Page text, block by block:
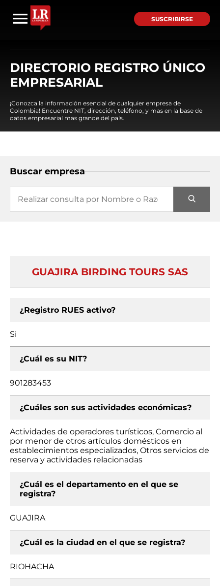
SUSCRIBIRSE
DIRECTORIO REGISTRO ÚNICO
EMPRESARIAL
¡Conozca la información esencial de cualquier empresa de
Colombia! Encuentre NIT, dirección, teléfono, y mas en la base de
datos empresarial mas grande del país.
Buscar empresa
GUAJIRA BIRDING TOURS SAS
¿Registro RUES activo?
Si
¿Cuál es su NIT?
901283453
¿Cuáles son sus actividades económicas?
Actividades de operadores turísticos, Comercio al
por menor de otros artículos domésticos en
establecimientos especializados, Otros servicios de
reserva y actividades relacionadas
¿Cuál es el departamento en el que se
registra?
GUAJIRA
¿Cuál es la ciudad en el que se registra?
RIOHACHA